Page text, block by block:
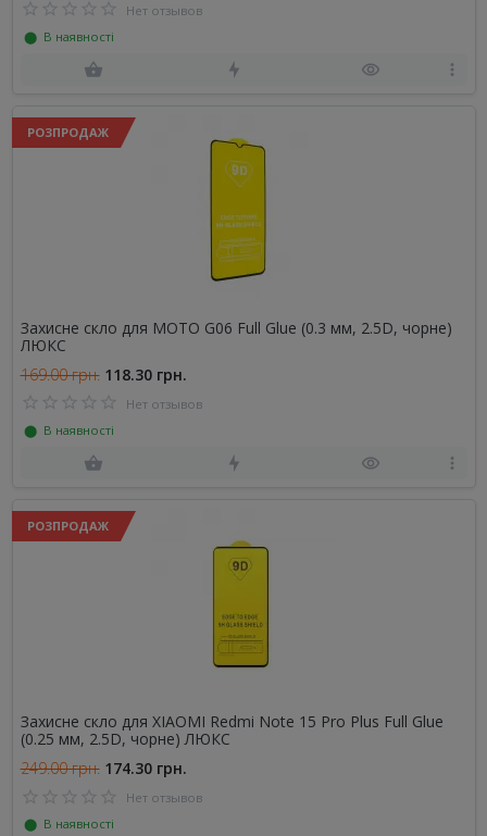
Нет отзывов
⬤ В наявності
РОЗПРОДАЖ
Захисне скло для MOTO G06 Full Glue (0.3 мм, 2.5D, чорне)
ЛЮКС
169.00 грн. 118.30 грн.
Нет отзывов
⬤ В наявності
РОЗПРОДАЖ
Захисне скло для XIAOMI Redmi Note 15 Pro Plus Full Glue
(0.25 мм, 2.5D, чорне) ЛЮКС
249.00 грн. 174.30 грн.
Нет отзывов
⬤ В наявності